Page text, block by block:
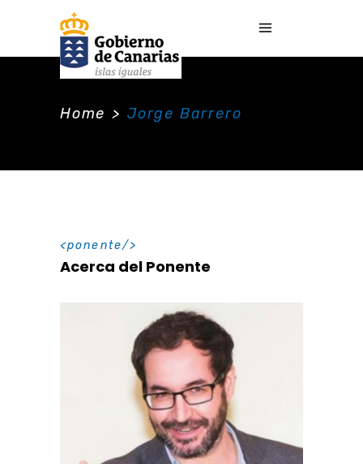
Home > Jorge Barrero
ponente
Acerca del Ponente